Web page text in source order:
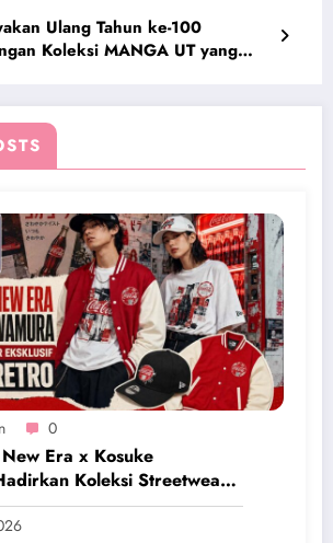
Ulang Tahun ke-100
Koleksi MANGA UT yang
0
Era x Kosuke
Koleksi Streetwear
Retro